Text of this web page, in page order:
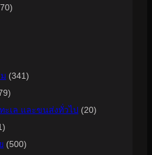
(341)
ะเล และขนส่งทั่วไป (20)
(500)